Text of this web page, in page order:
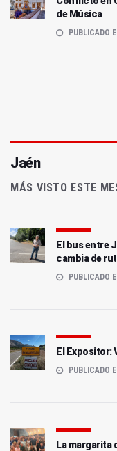
de Música
PUBLICADO
Jaén
MÁS VISTO ESTE
El bus entre
cambia de
PUBLICADO
El Expositor:
PUBLICADO
La margarita